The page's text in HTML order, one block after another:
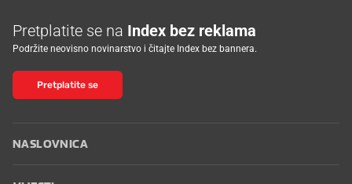
Pretplatite se na Index bez reklama
Podržite neovisno novinarstvo i čitajte Index bez bannera.
Pretplatite se
NASLOVNICA